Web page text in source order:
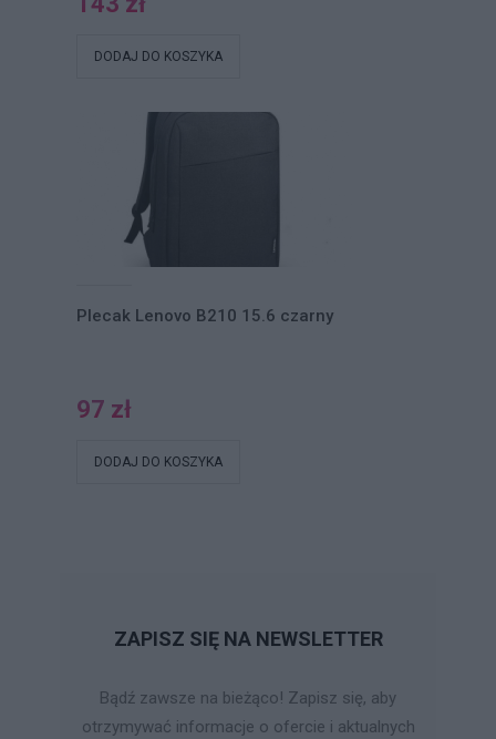
DODAJ DO KOSZYKA
Plecak Lenovo B210 15.6 czarny
97 zł
DODAJ DO KOSZYKA
ZAPISZ SIĘ NA NEWSLETTER
Bądź zawsze na bieżąco! Zapisz się, aby
otrzymywać informacje o ofercie i aktualnych